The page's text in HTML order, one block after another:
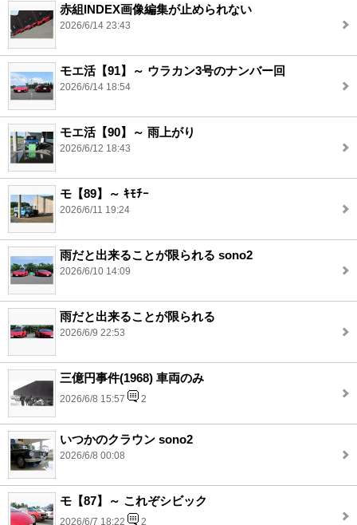
赤組INDEX画像編集が止められない
2026/6/14 23:43
モエ活【91】～ ウラカン3号のナンバー回
2026/6/14 18:54
モエ活【90】～ 雨上がり
2026/6/12 18:43
モ【89】～ ｷﾓﾁｰ
2026/6/11 19:24
雨だと出来ることが限られる sono2
2026/6/10 14:09
雨だと出来ることが限られる
2026/6/9 22:53
三億円事件(1968) 車両のみ
2026/6/8 15:57 2
いつかのクラウン sono2
2026/6/8 00:08
モ【87】～ これぞシビック
2026/6/7 18:22 2